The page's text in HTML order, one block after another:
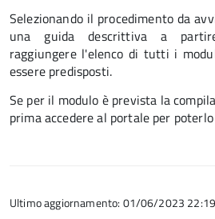
Selezionando il procedimento da
una guida descrittiva a
raggiungere l'elenco di tutti i
essere predisposti.
Se per il modulo è prevista la
prima accedere al portale per
Ultimo aggiornamento: 01/06/2023